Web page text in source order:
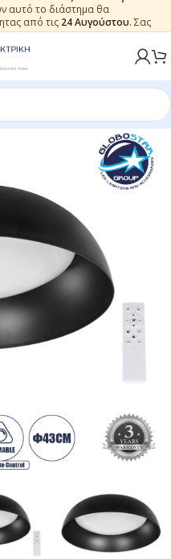
αυτό το διάστημα θα
από τις 24 Αυγούστου. Σας